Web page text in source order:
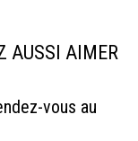
AUSSI AIMER
vous au